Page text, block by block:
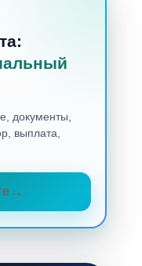
документы,
выплата,